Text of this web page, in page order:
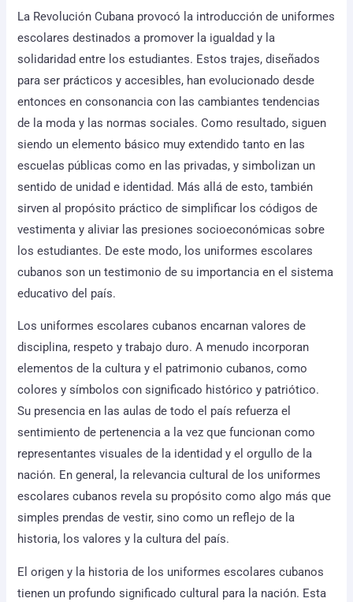
La Revolución Cubana provocó la introducción de uniformes
escolares destinados a promover la igualdad y la
solidaridad entre los estudiantes. Estos trajes, diseñados
para ser prácticos y accesibles, han evolucionado desde
entonces en consonancia con las cambiantes tendencias
de la moda y las normas sociales. Como resultado, siguen
siendo un elemento básico muy extendido tanto en las
escuelas públicas como en las privadas, y simbolizan un
sentido de unidad e identidad. Más allá de esto, también
sirven al propósito práctico de simplificar los códigos de
vestimenta y aliviar las presiones socioeconómicas sobre
los estudiantes. De este modo, los uniformes escolares
cubanos son un testimonio de su importancia en el sistema
educativo del país.
Los uniformes escolares cubanos encarnan valores de
disciplina, respeto y trabajo duro. A menudo incorporan
elementos de la cultura y el patrimonio cubanos, como
colores y símbolos con significado histórico y patriótico.
Su presencia en las aulas de todo el país refuerza el
sentimiento de pertenencia a la vez que funcionan como
representantes visuales de la identidad y el orgullo de la
nación. En general, la relevancia cultural de los uniformes
escolares cubanos revela su propósito como algo más que
simples prendas de vestir, sino como un reflejo de la
historia, los valores y la cultura del país.
El origen y la historia de los uniformes escolares cubanos
tienen un profundo significado cultural para la nación. Esta